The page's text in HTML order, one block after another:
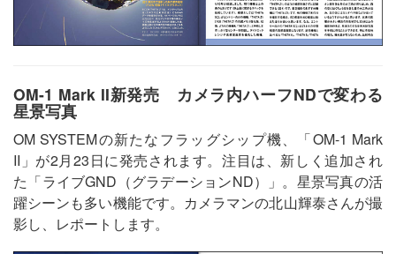
OM-1 Mark II新発売 カメラ内ハーフNDで変わる
星景写真
OM SYSTEMの新たなフラッグシップ機、「OM-1 Mark
II」が2月23日に発売されます。注目は、新しく追加され
た「ライブGND（グラデーションND）」。星景写真の活
躍シーンも多い機能です。カメラマンの北山輝泰さんが撮
影し、レポートします。